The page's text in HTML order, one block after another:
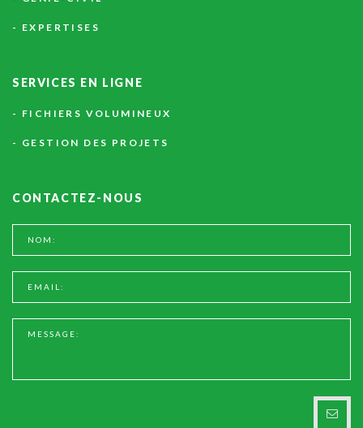
EXPERTISES
SERVICES EN LIGNE
FICHIERS VOLUMINEUX
GESTION DES PROJETS
CONTACTEZ-NOUS